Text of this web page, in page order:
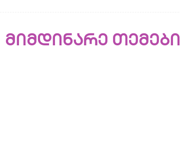
მიმდინარე თემები